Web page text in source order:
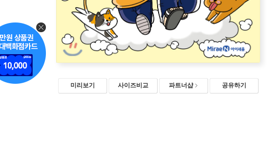
미리보기 사이즈비교 파트너샵 공유하기